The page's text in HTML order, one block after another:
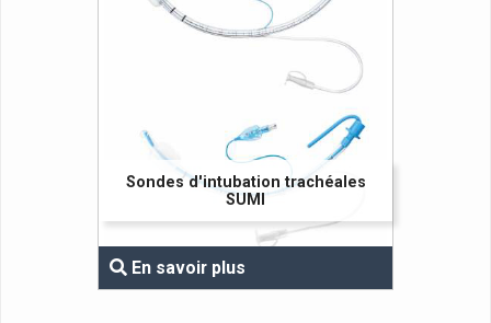
Sondes d'intubation trachéales
SUMI
En savoir plus